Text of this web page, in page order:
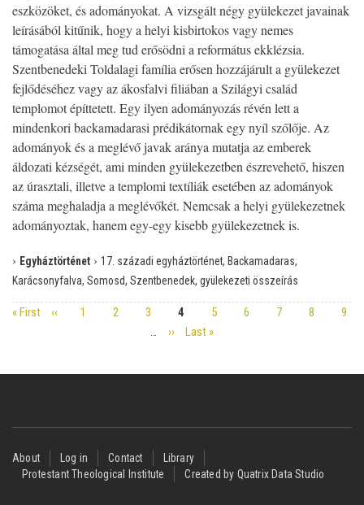
eszközöket, és adományokat. A vizsgált négy gyülekezet javainak
leírásából kitűnik, hogy a helyi kisbirtokos vagy nemes
támogatása által meg tud erősödni a református ekklézsia.
Szentbenedeki Toldalagi família erősen hozzájárult a gyülekezet
fejlődéséhez vagy az ákosfalvi filiában a Szilágyi család
templomot építtetett. Egy ilyen adományozás révén lett a
mindenkori backamadarasi prédikátornak egy nyíl szőlője. Az
adományok és a meglévő javak aránya mutatja az emberek
áldozati kézségét, ami minden gyülekezetben észrevehető, hiszen
az úrasztali, illetve a templomi textíliák esetében az adományok
száma meghaladja a meglévőkét. Nemcsak a helyi gyülekezetnek
adományoztak, hanem egy-egy kisebb gyülekezetnek is.
› Egyháztörténet › 17. századi egyháztörténet, Backamadaras,
Karácsonyfalva, Somosd, Szentbenedek, gyülekezeti összeírás
First
« First
Previous
‹‹ Page
1 Page
2 Page
3 Page
4 Page
5 Page
6 Page
7 Page
8 Page
9
…
Next
››
Last
Last »
Footer
menu
About Log in Contact
Library
Protestant Theological Institute
Created by Quatrix Data Studio